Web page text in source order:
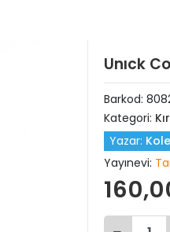
Unıck
Barkod:
Kategori:
Yazar:
Yayınevi: